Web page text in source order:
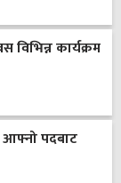
विभिन्न कार्यक्रम
आफ्नो पदबाट